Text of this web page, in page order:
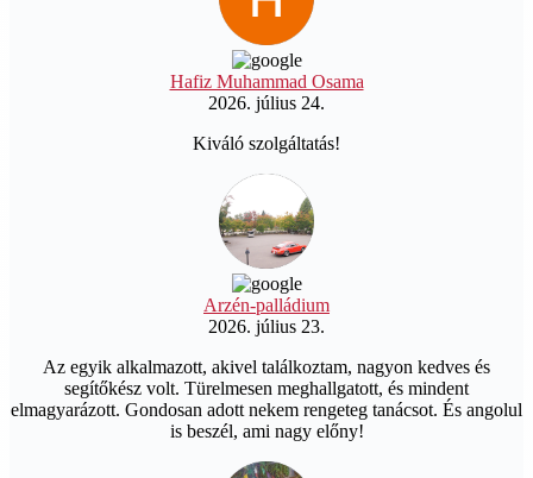
Hafiz Muhammad Osama
2026. július 24.
Kiváló szolgáltatás!
Arzén-palládium
2026. július 23.
Az egyik alkalmazott, akivel találkoztam, nagyon kedves és
segítőkész volt. Türelmesen meghallgatott, és mindent
elmagyarázott. Gondosan adott nekem rengeteg tanácsot. És angolul
is beszél, ami nagy előny!